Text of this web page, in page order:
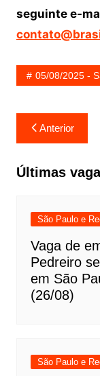
seguinte e-
05/08/2025 -
Navegação
de
Post
Anterior
Últimas
São Paulo e
Vaga de
Pedreiro
em São
(26/08)
São Paulo e